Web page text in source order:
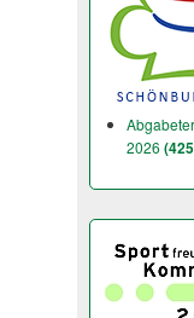
2026